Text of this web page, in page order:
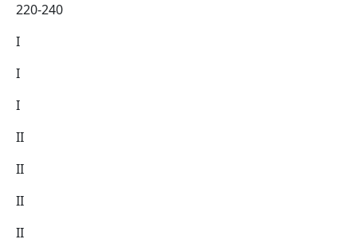
220-240
I
I
I
II
II
II
II